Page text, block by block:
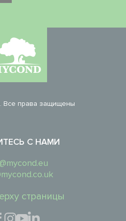
Все права защищены
С НАМИ
страницы